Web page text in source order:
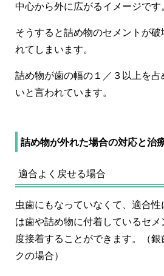
中心から外に広がるイメージです
そうすると詰め物のセメントが
れてしまいます。
詰め物が歯の幅の１／３以上を
いと言われています。
詰め物が外れた場合の対応と治
適合よく戻せる場合
虫歯にもなっていなくて、適合
は歯や詰め物に付着しているセ
度接着することができます。（
クの場合）